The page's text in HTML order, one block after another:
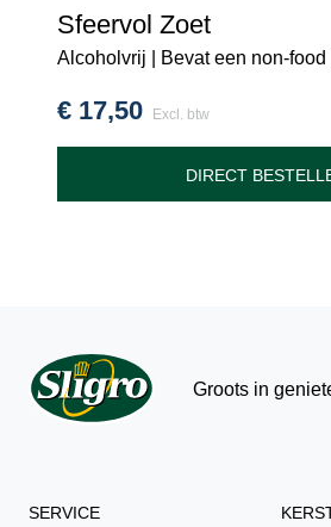
Sfeervol Zoet
Alcoholvrij | Bevat een non-food
€ 17,50 Excl. btw
DIRECT
Groots in
SERVICE